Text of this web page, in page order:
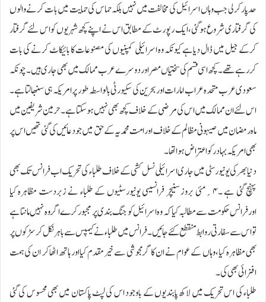
حد پارکرلی جب وہاں اسرائیل کی مخالفت میں نہیں بلکہ حماس کی حمایت میں بات کرنے والوں
کی گرفتاری شروع ہوگئی، ایک رپورٹ کے مطابق اس نے اپنے کچھ شہریوں کو اس لئے گرفتار
کرکے جیل میں ڈال دیاہے کیونکہ وہ اسرائیلی کمپنیوں کی مصنوعات کا بائیکاٹ کرنے کی بات
کررہے تھے۔ کچھ اسی قسم کی سختیاں مصر اوردوسرے عرب ممالک میں بھی جاری ہیں۔ چونکہ
سعودی عرب متحدہ عراب امارات اوربحرین کی سکیورٹی بالواسطہ طور پر امریکہ ہی سنبھالتاہے۔
اس لئے ان ممالک میں اس کی مرضی کے خلاف کچھ بھی نہیں ہوسکتاہے۔ حرمین شریفین میں
ماہ رمضان میں صیہونی مظالم کے خلاف اورامت محمدیہ کے حق میں جودعائیں کی گئی تھیں اس پر
بھی امریکہ بہاد ر کو اعتراض ہواتھا۔
دنیابھر کی یونیورسٹی میں جاری اسرائیلی نسل کشی کے خلاف طلباء کی تحریک اب فرانس تک بھی
پہنچ گئی ہے ۔۴؍مئی بروز سنیچر فرانسیسی یونیورسٹیوں کے طلباء نے زبردست مظاہرہ کیا
اورفرانس حکومت سے مطالبہ کیا کہ وہ اسرائیل کو جنگ بندی پر مجبور کرے اگر وہ نہیں مانتاہے
تو ا س سے سفارتی روابط منقطع کئے جائیں۔ فرانس میں طلباء نے کیمپس سے باہر نکل کر سڑکوں پر
بھی مظاہرہ کیا،وہاں کے عوام نے ان کا گرمجوشی سے خیرمقدم کیااور ہاتھ اٹھاکر ان کی ہمت
افزائی بھی کی۔
طلباء کی اس تحریک میں لاکھ پابندیوں کے باوجود اس کی لپٹ پاکستان میں بھی محسوس کی گئی